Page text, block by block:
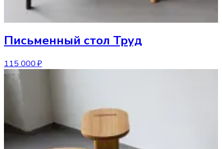
Письменный стол Труд
115 000 ₽